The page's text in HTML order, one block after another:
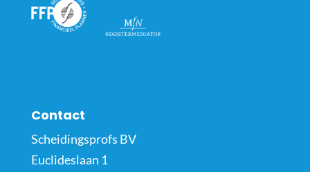
Contact
Scheidingsprofs BV
Euclideslaan 1